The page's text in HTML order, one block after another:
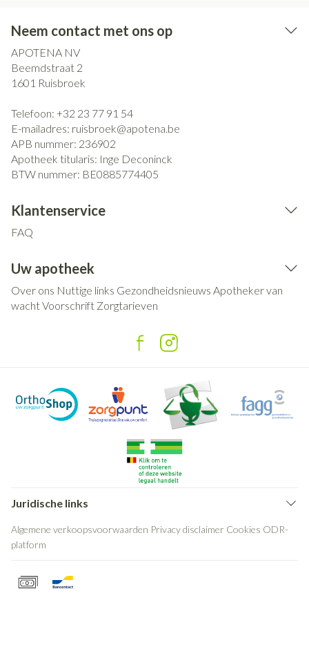
Neem contact met ons op
APOTENA NV
Beemdstraat 2
1601 Ruisbroek
Telefoon: +32 23 77 91 54
E-mailadres: ruisbroek@apotena.be
APB nummer: 236902
Apotheek titularis: Inge Deconinck
BTW nummer: BE0885774405
Klantenservice
FAQ
Uw apotheek
Over ons Nuttige links Gezondheidsnieuws Apotheker van
wachtVoorschrift Zorgtarieven
Juridische links
Algemene verkoopsvoorwaarden Privacy disclaimer Cookies ODR-
platform